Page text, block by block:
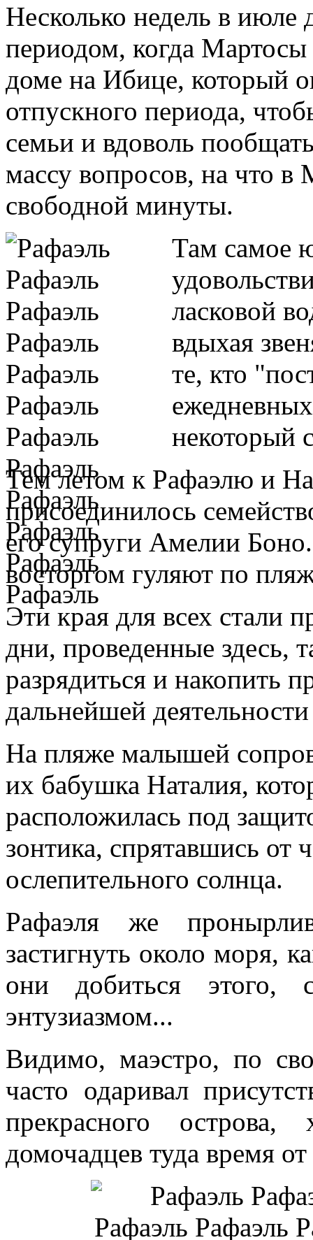
Несколько недель в
периодом, когда Мартосы
доме на Ибице, который
отпускного периода,
семьи и вдоволь
массу вопросов, на что в
свободной минуты.
Там самое
ласковой
вдыхая
те, кто
некоторый
Тем летом к Рафаэлю и
присоединилось
его супруги Амелии
восторгом гуляют по
Эти края для всех
дни, проведенные здесь,
разрядиться и накопить
дальнейшей
На пляже малышей
их бабушка Наталия,
расположилась под
зонтика, спрятавшись от
ослепительного солнца.
Рафаэля же
застигнуть около моря,
они добиться
энтузиазмом...
Видимо, маэстро, по
часто одаривал
прекрасного
домочадцев туда время